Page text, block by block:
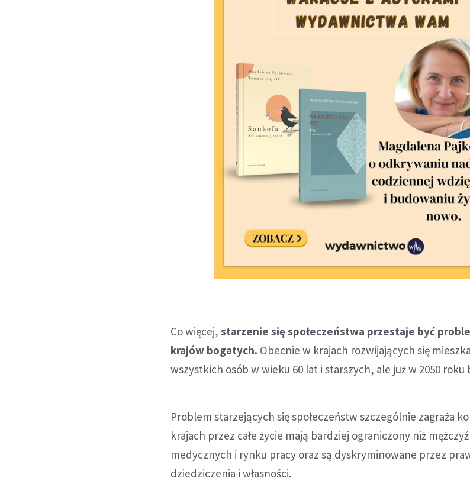
Co więcej,starzenie się społeczeństwa przestaje być
krajów bogatych. Obecnie w krajach rozwijających się
wszystkich osób w wieku 60 lat i starszych, ale już w 2050 roku
Problem starzejących się społeczeństw szczególnie zagraża
krajach przez całe życie mają bardziej ograniczony niż
medycznych i rynku pracy oraz są dyskryminowane przez
dziedziczenia i własności.